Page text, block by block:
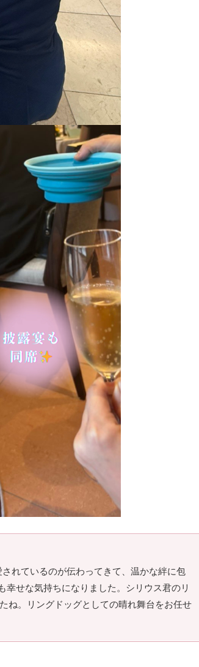
れているのが伝わってきて、温かな絆に包
幸せな気持ちになりました。シリウス君のリ
ね。リングドッグとしての晴れ舞台をお任せ